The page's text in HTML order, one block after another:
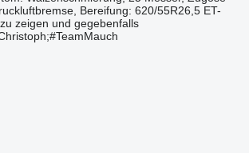
Bereifung: 620/55R26,5 ET-
zeigen und gegebenfalls